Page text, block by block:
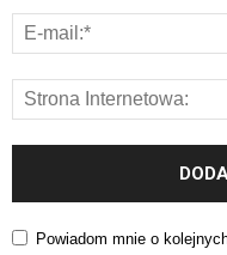
Powiadom mnie o